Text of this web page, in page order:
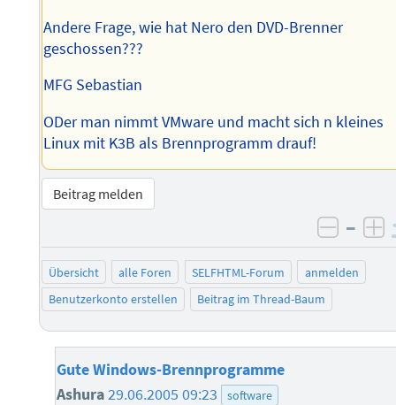
Andere Frage, wie hat Nero den DVD-Brenner
geschossen???
MFG Sebastian
ODer man nimmt VMware und macht sich n kleines
Linux mit K3B als Brennprogramm drauf!
Beitrag melden
–
Übersicht alle Foren SELFHTML-Forum
anmelden
Benutzerkonto erstellen
Beitrag im Thread-Baum
Gute Windows-Brennprogramme
Ashura29.06.2005 09:23 software